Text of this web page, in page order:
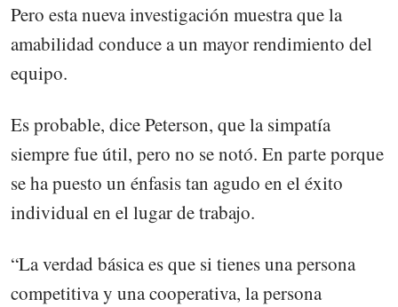
Pero esta nueva investigación muestra que la
amabilidad conduce a un mayor rendimiento del
equipo.
Es probable, dice Peterson, que la simpatía
siempre fue útil, pero no se notó. En parte porque
se ha puesto un énfasis tan agudo en el éxito
individual en el lugar de trabajo.
“La verdad básica es que si tienes una persona
competitiva y una cooperativa, la persona